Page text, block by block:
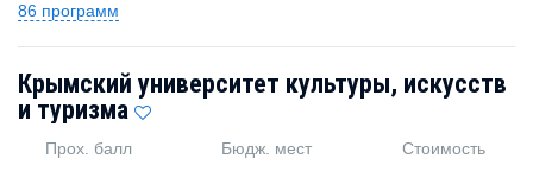
86 программ
Крымский университет культуры, искусств
и туризма
Прох. балл Бюдж. мест Стоимость